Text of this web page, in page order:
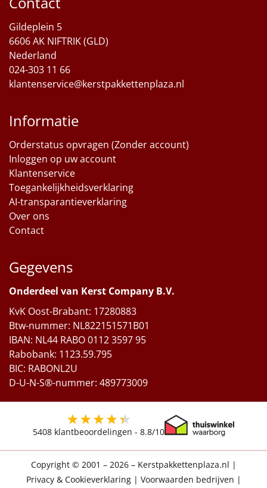
Sinterklaaspakketten
Particulier
Kerstgeschenken 2026
Per stuk
Alle overige
Gildeplein 5
6606 AK NIFTRIK (GLD)
Nederland
024-303 11 66
klantenservice@kerstpakkettenplaza.nl
Informatie
Orderstatus opvragen (Zonder account)
Inloggen op uw account
Klantenservice
Toegankelijkheidsverklaring
AI-transparantieverklaring
Over ons
Contact
Gegevens
Onderdeel van Kerst Company B.V.
KvK Oost-Brabant: 17280883
Btw-nummer: NL822151571B01
IBAN: NL44 RABO 0112 3597 95
Rabobank: 1123.59.795
BIC: RABONL2U
D-U-N-S®-nummer: 489773009
5408 klantbeoordelingen - 8.8/10
Copyright © 2001 – 2026 – Kerstpakkettenplaza.nl |
Privacy & Cookieverklaring| Voorwaarden bedrijven |